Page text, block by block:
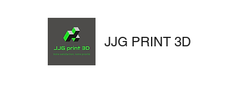
JJG PRINT 3D